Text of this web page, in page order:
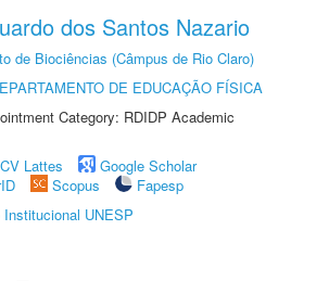
dos Santos Nazario
de Biociências (Câmpus de Rio Claro)
DE EDUCAÇÃO FÍSICA
Category: RDIDP Academic
CV Lattes
Google Scholar
Scopus
Fapesp
Institucional UNESP